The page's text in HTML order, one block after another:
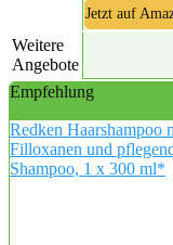
Jetzt auf
Weitere
Angebote
Empfehlung
Redken Haarshampoo
Filloxanen und
Shampoo, 1 x 300 ml*